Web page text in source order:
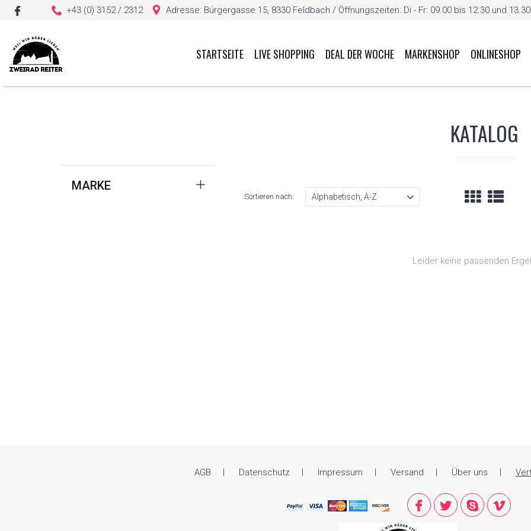
+43 (0) 3152 / 2312 Adresse: Bürgergasse 15, 8330 Feldbach / Öffnungszeiten: Di - Fr: 09.00 bis 12.30 und
STARTSEITE LIVE SHOPPING DEAL DER WOCHE MARKENSHOP ONLINESHOP
MARKE
KATALOG
Sortieren nach:
Leider keine passenden
AGB Datenschutz Impressum Versand Über uns